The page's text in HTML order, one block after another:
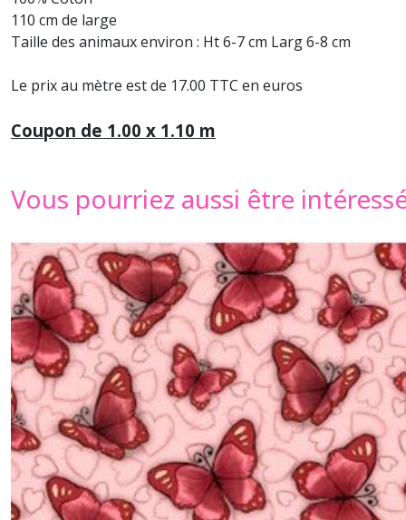
110 cm de large
Taille des animaux environ : Ht 6-7 cm Larg 6-8 cm
Le prix au mètre est de 17.00 TTC en euros
Coupon de 1.00 x 1.10 m
Vous pourriez aussi être